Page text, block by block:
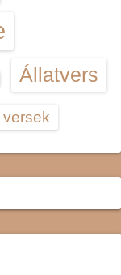
Állatvers
versek